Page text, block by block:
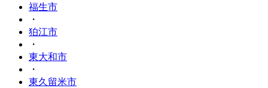
福生市
・
狛江市
・
東大和市
・
東久留米市